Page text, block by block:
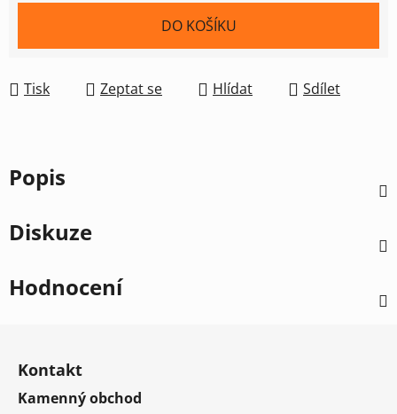
DO KOŠÍKU
Tisk Zeptat se Hlídat Sdílet
Popis
Diskuze
Hodnocení
Kontakt
Kamenný obchod